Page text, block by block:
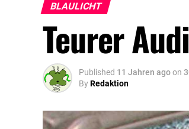
BLAULICHT
Teurer
Published 11 Jahren agoon
ByRedaktion